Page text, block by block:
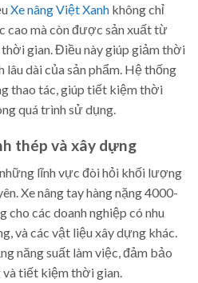
Xe nâng Việt Xanh không chỉ
cao mà còn được sản xuất từ
gian. Điều này giúp giảm thời
lâu dài của sản phẩm. Hệ thống
thao tác, giúp tiết kiệm thời
quá trình sử dụng.
thép và xây dựng
lĩnh vực đòi hỏi khối lượng
Xe nâng tay hàng nặng 4000-
các doanh nghiệp có nhu
và các vật liệu xây dựng khác.
năng suất làm việc, đảm bảo
và tiết kiệm thời gian.